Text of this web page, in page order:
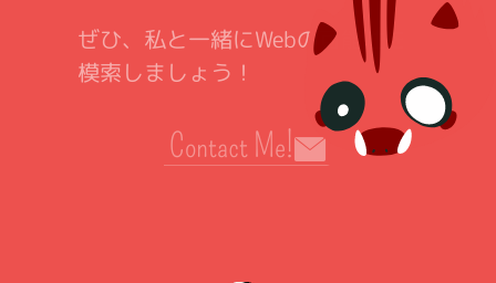
ぜひ、私と一緒にWebの可能性を
模索しましょう！
Contact Me!